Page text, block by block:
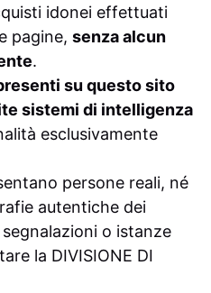
idonei effettuati
pagine, senza alcun
.
su questo sito
sistemi di intelligenza
esclusivamente
persone reali, né
autentiche dei
o istanze
la DIVISIONE DI